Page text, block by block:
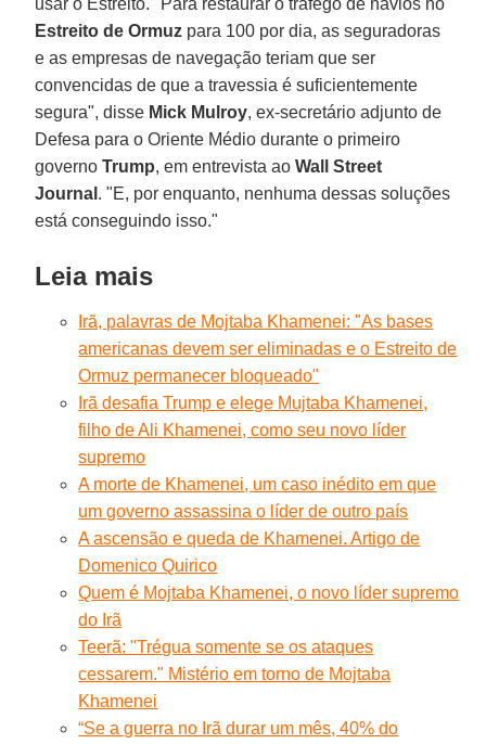
Estreito de Ormuz para 100 por dia, as seguradoras
e as empresas de navegação teriam que ser
convencidas de que a travessia é suficientemente
segura", disse Mick Mulroy, ex-secretário adjunto de
Defesa para o Oriente Médio durante o primeiro
governoTrump, em entrevista aoWall Street
Journal . "E, por enquanto, nenhuma dessas soluções
está conseguindo isso."
Leia mais
Irã, palavras de Mojtaba Khamenei: "As bases
americanas devem ser eliminadas e o Estreito de
Ormuz permanecer bloqueado"
Irã desafia Trump e elege Mujtaba Khamenei,
filho de Ali Khamenei, como seu novo líder
supremo
A morte de Khamenei, um caso inédito em que
um governo assassina o líder de outro país
A ascensão e queda de Khamenei. Artigo de
Domenico Quirico
Quem é Mojtaba Khamenei, o novo líder supremo
do Irã
Teerã: "Trégua somente se os ataques
cessarem." Mistério em torno de Mojtaba
Khamenei
“Se a guerra no Irã durar um mês, 40% do